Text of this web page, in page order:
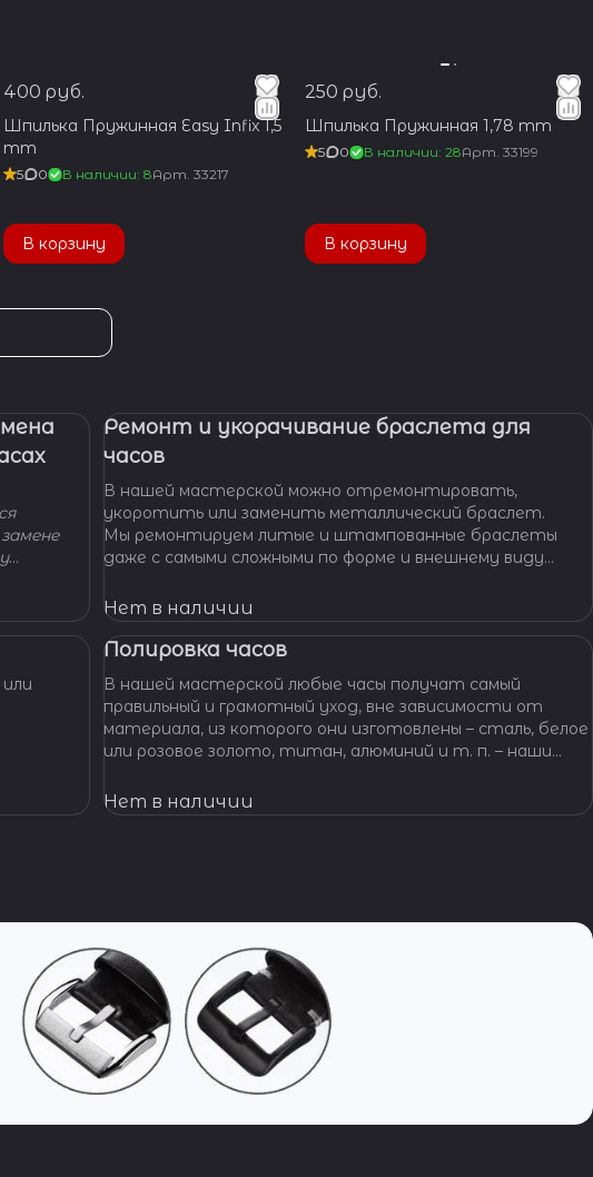
400 руб.
Шпилька Пружинная Easy Infix 1,5
mm
5 0 В наличии: 8Арт. 33217
В корзину
250 руб.
Шпилька Пружинная 1,78 mm
5 0 В наличии: 28Арт. 33199
В корзину
и по
Ремонт и укорачивание браслета для
часов
В нашей мастерской можно отремонтировать,
укоротить или заменить металлический браслет.
Мы ремонтируем литые и штампованные браслеты
даже с самыми сложными по форме и внешнему виду
Нет в наличии
Полировка часов
В нашей мастерской любые часы получат самый
правильный и грамотный уход, вне зависимости от
материала, из которого они изготовлены – сталь, белое
или розовое золото, титан, алюминий и т. п. – наши
материал.
Нет в наличии